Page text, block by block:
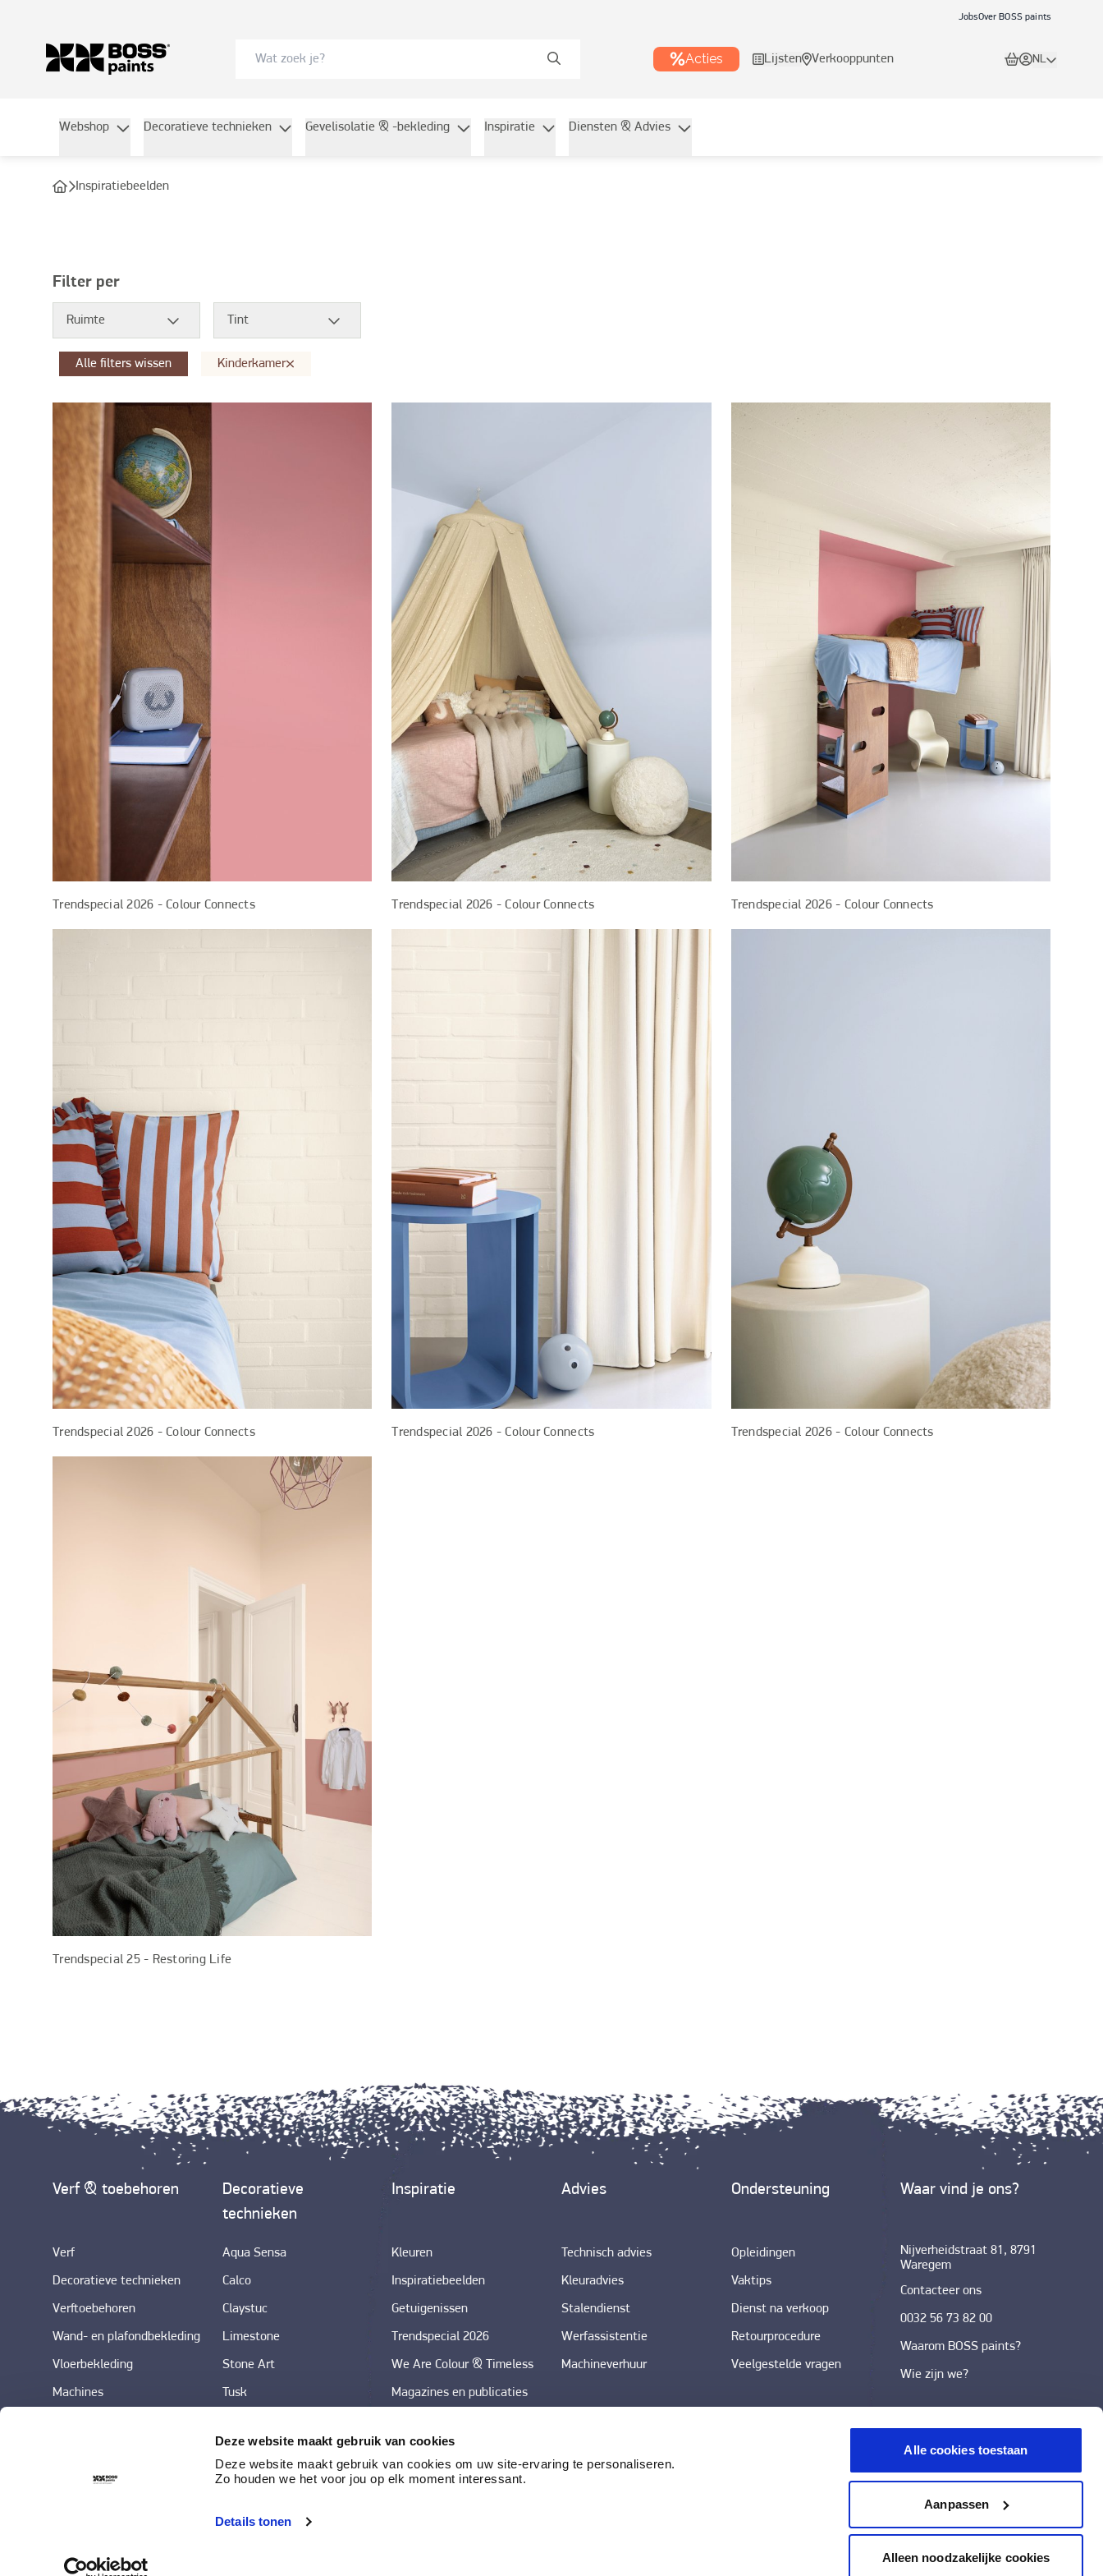
Deze website maakt gebruik van cookies
Deze website maakt gebruik van cookies om uw site-ervaring te personaliseren.
Zo houden we het voor jou op elk moment interessant.
Details tonen
Alle cookies toestaan
Aanpassen
Alleen noodzakelijke cookies
JobsOver BOSS paints
Acties Lijsten Verkooppunten NL
Webshop Decoratieve technieken Gevelisolatie & -bekleding Inspiratie Diensten & Advies
Inspiratiebeelden
Filter per
Ruimte Tint
Alle filters wissen Kinderkamer
Trendspecial 2026 - Colour Connects
Trendspecial 2026 - Colour Connects
Trendspecial 25 - Restoring Life
Trendspecial 2026 - Colour Connects
Trendspecial 2026 - Colour Connects
Trendspecial 2026 - Colour Connects
Trendspecial 2026 - Colour Connects
Verf & toebehoren
Verf
Decoratieve technieken
Verftoebehoren
Wand- en plafondbekleding
Vloerbekleding
Machines
Decoratieve
technieken
Aqua Sensa
Calco
Claystuc
Limestone
Stone Art
Tusk
Inspiratie
Kleuren
Inspiratiebeelden
Getuigenissen
Trendspecial 2026
We Are Colour & Timeless
Magazines en publicaties
kleurtrends in decoratieve
technieken
Advies
Technisch advies
Kleuradvies
Stalendienst
Werfassistentie
Machineverhuur
Ondersteuning
Opleidingen
Vaktips
Dienst na verkoop
Retourprocedure
Veelgestelde vragen
Waar vind je ons?
Nijverheidstraat 81, 8791
Waregem
Contacteer ons
0032 56 73 82 00
Waarom BOSS paints?
Wie zijn we?